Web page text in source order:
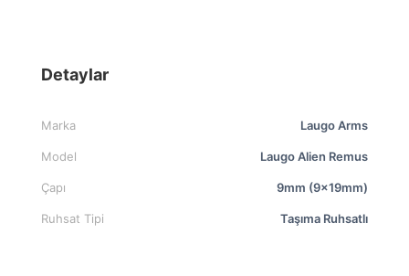
Detaylar
Marka Laugo Arms
Model Laugo Alien Remus
Çapı 9mm (9x19mm)
Ruhsat Tipi Taşıma Ruhsatlı